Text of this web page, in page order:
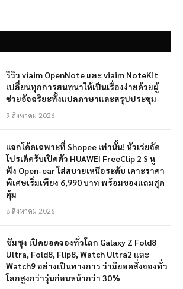
รีวิว viaim OpenNote และ viaim NoteKit
เปลี่ยนทุกการสนทนาให้เป็นเรื่องง่ายด้วยผู้
ช่วยอัจฉริยะทั้งแปลภาษาและสรุปประชุม
9 สิงหาคม 2026
แจกโค้ดเฉพาะที่ Shopee เท่านั้น! หัวเว่ยจัด
โปรเด็ดรับเปิดตัว HUAWEI FreeClip 2 S หู
ฟัง Open-ear ใส่สบายเหนือระดับ เคาะราคา
พิเศษเริ่มเพียง 6,990 บาท พร้อมของแถมสุด
คุ้ม
8 สิงหาคม 2026
ซัมซุง เปิดยอดจองทั่วโลก Galaxy Z Fold8
Ultra, Fold8, Flip8, Watch Ultra2 และ
Watch9 อย่างเป็นทางการ ว่ามียอดสั่งจองทั่ว
โลกสูงกว่ารุ่นก่อนหน้ากว่า 30%